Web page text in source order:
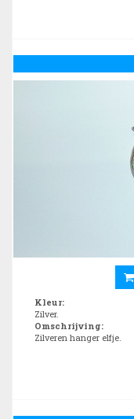
Kleur:
Zilver.
Omschrijving:
Zilveren hanger elfje.